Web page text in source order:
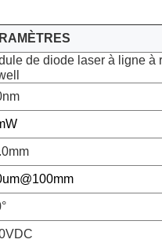
de diode laser à ligne
°